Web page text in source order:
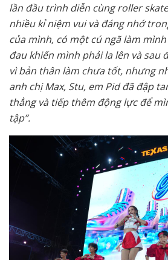
lần đầu trình diễn cùng roller
nhiều kỉ niệm vui và đáng nhớ
của mình, có một cú ngã làm
đau khiến mình phải la lên và sau
vì bản thân làm chưa tốt, nhưng
anh chị Max, Stu, em Pid đã đập
thẳng và tiếp thêm động lực để
tập”.